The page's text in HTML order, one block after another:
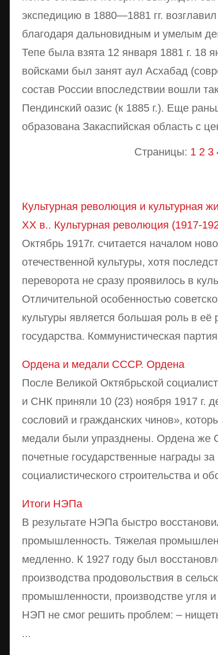
экспедицию в 1880—1881 гг.
благодаря дальновидным и умелым
Тепе была взята 12 января 1881 г. 18
войсками был занят аул Асхабад
состав России впоследствии вошли
Пендинский оазис (к 1885 г.). Еще
образована Закаспийская область с
Страницы: 1 2 3
Культурная революция и культурная
XX в.. Культурная революция (1917-
Октябрь 1917г. считается началом
отечественной культуры, хотя
переворота не сразу проявилось в
Отличительной особенностью
культуры является большая роль в её
государства. Коммунистическая
Ордена и медали СССР. Ордена
После Великой Октябрьской
и СНК приняли 10 (23) ноября 1917 г.
сословий и гражданских чинов»,
медали были упразднены. Ордена же
почетные государственные награды
социалистического строительства и
Итоги НЭПа
В результате НЭПа быстро
промышленность. Тяжелая
медленно. К 1927 году был
производства продовольствия в
промышленности, производстве угля
НЭП не смог решить проблем: –
...